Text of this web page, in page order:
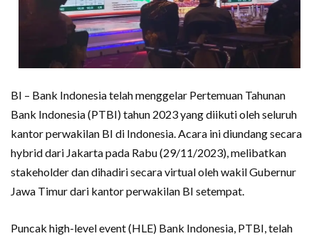
BI – Bank Indonesia telah menggelar Pertemuan Tahunan
Bank Indonesia (PTBI) tahun 2023 yang diikuti oleh seluruh
kantor perwakilan BI di Indonesia. Acara ini diundang secara
hybrid dari Jakarta pada Rabu (29/11/2023), melibatkan
stakeholder dan dihadiri secara virtual oleh wakil Gubernur
Jawa Timur dari kantor perwakilan BI setempat.
Puncak high-level event (HLE) Bank Indonesia, PTBI, telah